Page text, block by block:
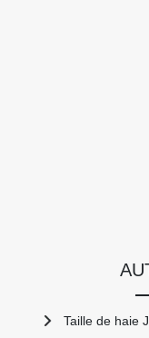
Taille de haie